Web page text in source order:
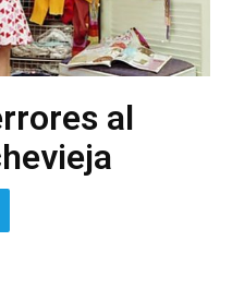
al